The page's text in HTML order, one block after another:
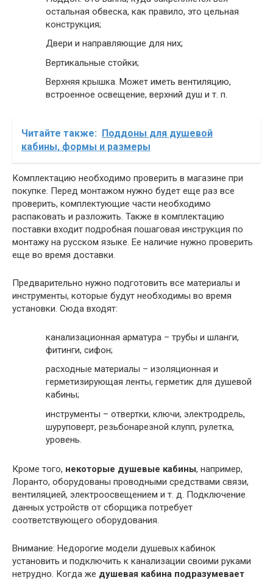
остальная обвеска, как правило, это цельная
конструкция;
Двери и направляющие для них;
Вертикальные стойки;
Верхняя крышка. Может иметь вентиляцию,
встроенное освещение, верхний душ и т. п.
Читайте также:
Поддоны для душевой
кабины, формы и размеры
Комплектацию необходимо проверить в магазине при
покупке. Перед монтажом нужно будет еще раз все
проверить, комплектующие части необходимо
распаковать и разложить. Также в комплектацию
поставки входит подробная пошаговая инструкция по
монтажу на русском языке. Ее наличие нужно проверить
еще во время доставки.
Предварительно нужно подготовить все материалы и
инструменты, которые будут необходимы во время
установки. Сюда входят:
канализационная арматура – трубы и шланги,
фитинги, сифон;
расходные материалы – изоляционная и
герметизирующая ленты, герметик для душевой
кабины;
инструменты – отвертки, ключи, электродрель,
шуруповерт, резьбонарезной клупп, рулетка,
уровень.
Кроме того, некоторые душевые кабины, например,
Лоранто, оборудованы проводными средствами связи,
вентиляцией, электроосвещением и т. д. Подключение
данных устройств от сборщика потребует
соответствующего оборудования.
Внимание: Недорогие модели душевых кабинок
установить и подключить к канализации своими руками
нетрудно. Когда же душевая кабина подразумевает